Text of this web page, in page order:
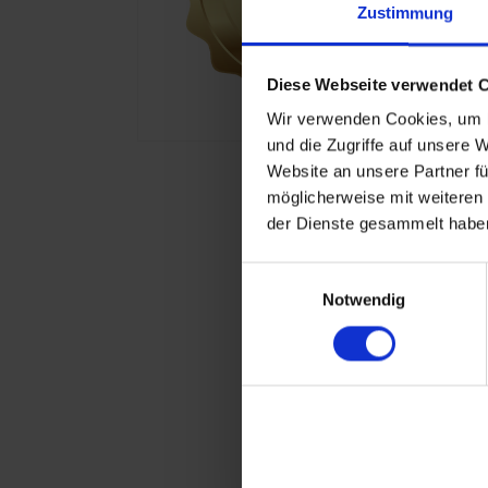
Zustimmung
Diese Webseite verwendet
Wir verwenden Cookies,
und die Zugriffe auf unsere
Website an unsere Partner
möglicherweise mit
der Dienste gesammelt
Notwendig